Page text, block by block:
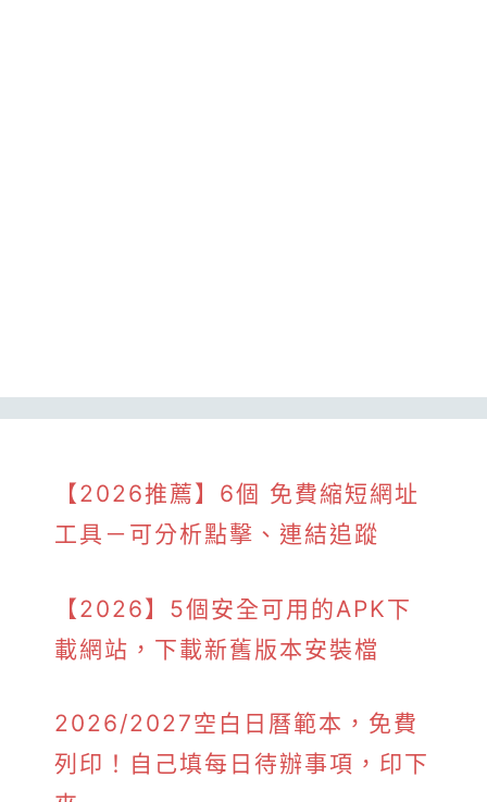
【2026推薦】6個 免費縮短網址
工具－可分析點擊、連結追蹤
【2026】5個安全可用的APK下
載網站，下載新舊版本安裝檔
2026/2027空白日曆範本，免費
列印！自己填每日待辦事項，印下